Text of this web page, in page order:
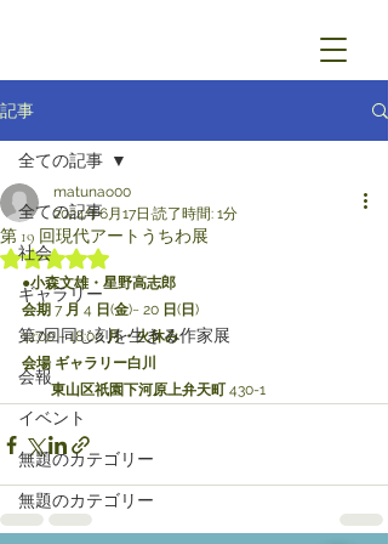
記事
全ての記事
社会
ギャラリー
第7回同じ刻を生きる作家展
会報
イベント
無題のカテゴリー
無題のカテゴリー
全ての記事
第 19 回現代アートうちわ展
matunao00
2024年6月17日 読了時間: 1分
5つ星のうちNaNと評価されています。
●小森文雄・星野高志郎
会期 7 月 4 日 (金)~ 20 日 ( 日 )
12:00 ~ 18:00 月・火休み
会場 ギャラリー白川
東山区祇園下河原上弁天町 430-1